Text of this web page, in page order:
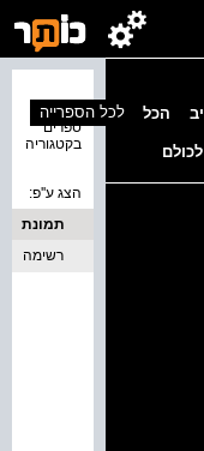
יב הכל
לכולם
ספרים
בקטגוריה
לכל הספרייה
הצג ע''פ:
תמונת
כריכה
רשימה